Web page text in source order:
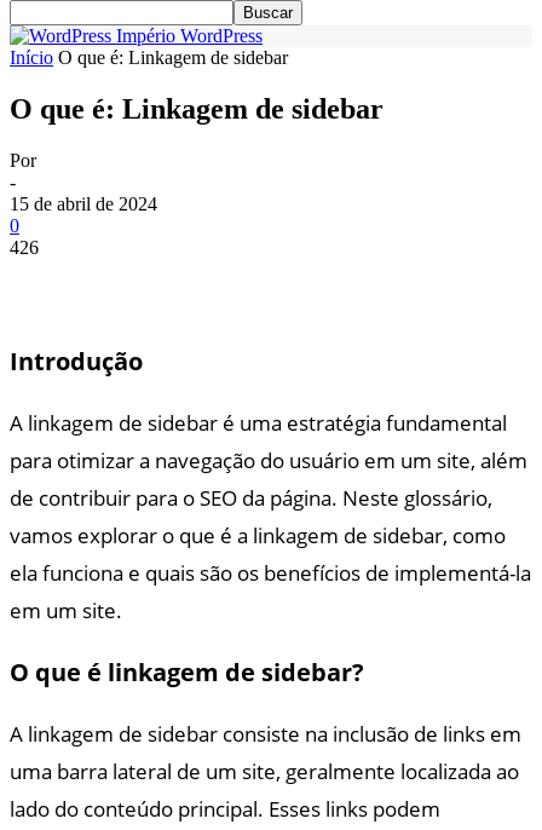
Império WordPress
Início O que é: Linkagem de sidebar
O que é: Linkagem de sidebar
Por
-
15 de abril de 2024
0
426
Introdução
A linkagem de sidebar é uma estratégia fundamental
para otimizar a navegação do usuário em um site, além
de contribuir para o SEO da página. Neste glossário,
vamos explorar o que é a linkagem de sidebar, como
ela funciona e quais são os benefícios de implementá-la
em um site.
O que é linkagem de sidebar?
A linkagem de sidebar consiste na inclusão de links em
uma barra lateral de um site, geralmente localizada ao
lado do conteúdo principal. Esses links podem